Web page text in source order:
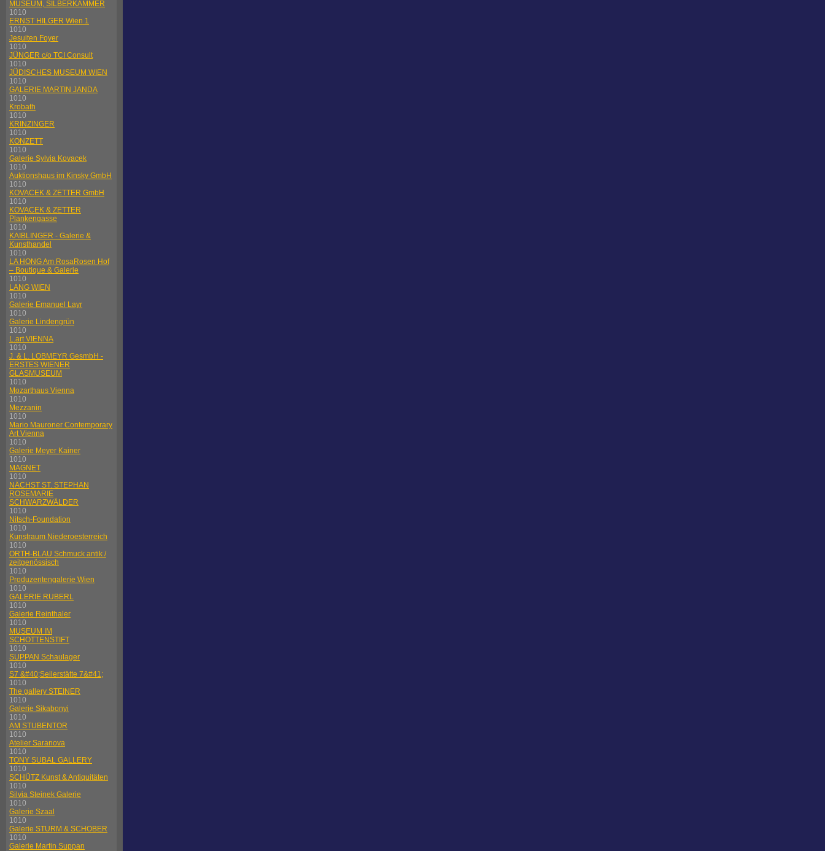
MUSEUM, SILBERKAMMER
1010
ERNST HILGER Wien 1
1010
Jesuiten Foyer
1010
JÜNGER c/o TCI Consult
1010
JÜDISCHES MUSEUM WIEN
1010
GALERIE MARTIN JANDA
1010
Krobath
1010
KRINZINGER
1010
KONZETT
1010
Galerie Sylvia Kovacek
1010
Auktionshaus im Kinsky GmbH
1010
KOVACEK & ZETTER GmbH
1010
KOVACEK & ZETTER
Plankengasse
1010
KAIBLINGER - Galerie &
Kunsthandel
1010
LA HONG Am RosaRosen Hof
– Boutique & Galerie
1010
LANG WIEN
1010
Galerie Emanuel Layr
1010
Galerie Lindengrün
1010
L.art VIENNA
1010
J. & L. LOBMEYR GesmbH -
ERSTES WIENER
GLASMUSEUM
1010
Mozarthaus Vienna
1010
Mezzanin
1010
Mario Mauroner Contemporary
Art Vienna
1010
Galerie Meyer Kainer
1010
MAGNET
1010
NÄCHST ST. STEPHAN
ROSEMARIE
SCHWARZWÄLDER
1010
Nitsch-Foundation
1010
Kunstraum Niederoesterreich
1010
ORTH-BLAU Schmuck antik /
zeitgenössisch
1010
Produzentengalerie Wien
1010
GALERIE RUBERL
1010
Galerie Reinthaler
1010
MUSEUM IM
SCHOTTENSTIFT
1010
SUPPAN Schaulager
1010
S7 &#40;Seilerstätte 7&#41;
1010
The gallery STEINER
1010
Galerie Sikabonyi
1010
AM STUBENTOR
1010
Atelier Saranova
1010
TONY SUBAL GALLERY
1010
SCHÜTZ Kunst & Antiquitäten
1010
Silvia Steinek Galerie
1010
Galerie Szaal
1010
Galerie STURM & SCHOBER
1010
Galerie Martin Suppan